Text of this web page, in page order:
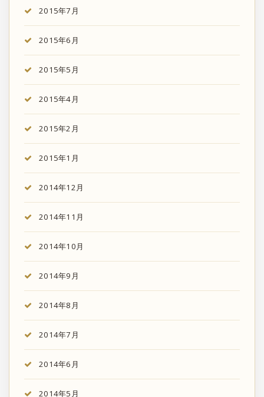
2015年7月
2015年6月
2015年5月
2015年4月
2015年2月
2015年1月
2014年12月
2014年11月
2014年10月
2014年9月
2014年8月
2014年7月
2014年6月
2014年5月